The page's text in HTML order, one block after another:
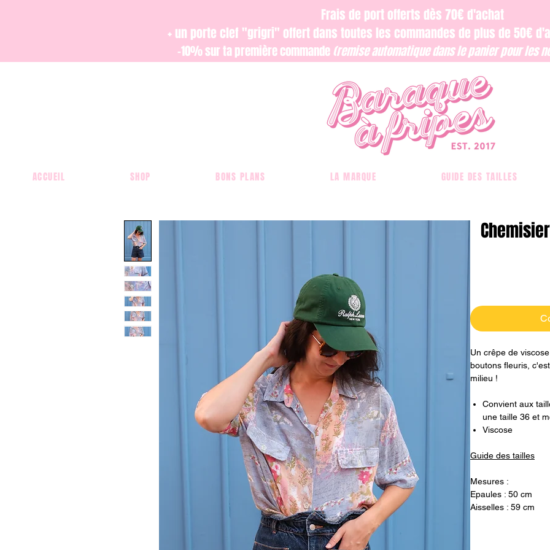
Frais de port offerts dès 70€ d'achat
+ un porte clef "grigri" offert dans toutes les commandes de plus de 50€
-10% sur ta première commande(remise automatique dans le panier pour les
ACCUEIL SHOP BONS PLANS LA MARQUE GUIDE DES TAILLES
Un crêpe de
boutons fleuris,
milieu !
Convient aux
une taille 36 et
Viscose
Guide des tailles
Mesures :
Epaules : 50 cm
Aisselles : 59 cm